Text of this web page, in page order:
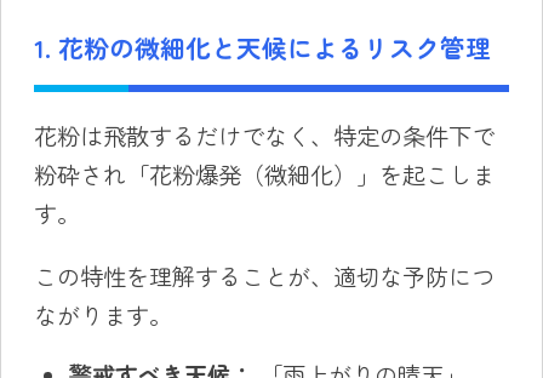
1. 花粉の微細化と天候によるリスク管理
花粉は飛散するだけでなく、特定の条件下で
粉砕され「花粉爆発（微細化）」を起こしま
す。
この特性を理解することが、適切な予防につ
ながります。